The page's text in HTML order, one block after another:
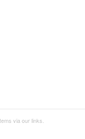
via our links.